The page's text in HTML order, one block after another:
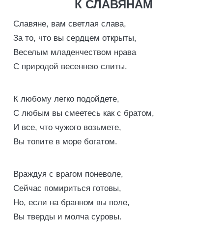
К СЛАВЯНАМ
Славяне, вам светлая слава,
За то, что вы сердцем открыты,
Веселым младенчеством нрава
С природой весеннею слиты.
К любому легко подойдете,
С любым вы смеетесь как с братом,
И все, что чужого возьмете,
Вы топите в море богатом.
Враждуя с врагом поневоле,
Сейчас помириться готовы,
Но, если на бранном вы поле,
Вы тверды и молча суровы.